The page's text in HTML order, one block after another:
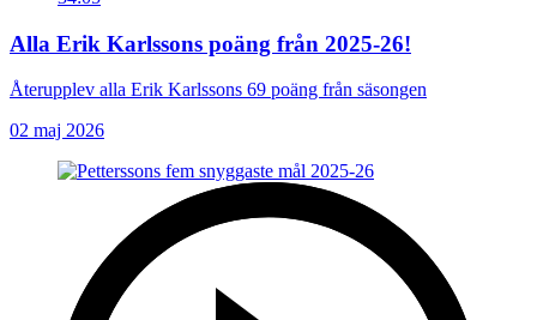
Alla Erik Karlssons poäng från 2025-26!
Återupplev alla Erik Karlssons 69 poäng från säsongen
02 maj 2026